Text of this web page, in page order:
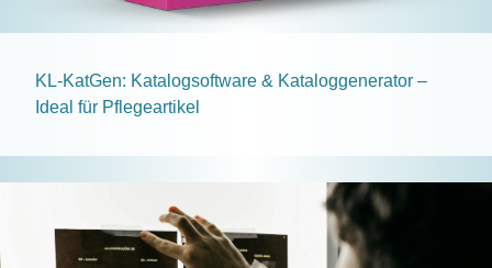
KL-KatGen: Katalogsoftware & Kataloggenerator –
Ideal für Pflegeartikel